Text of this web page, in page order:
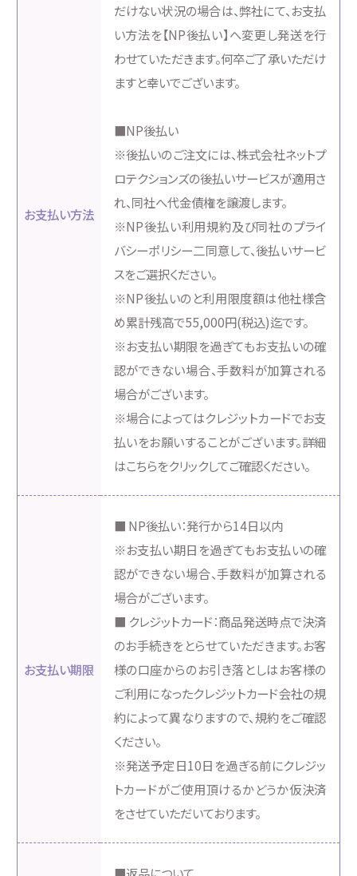
お支払い方法
だけない状況の場合は、弊社にて、お支払
い方法を【NP後払い】へ変更し発送を行
わせていただきます。何卒ご了承いただけ
ますと幸いでございます。
■NP後払い
※後払いのご注文には、株式会社ネットプ
ロテクションズの後払いサービスが適用さ
れ、同社へ代金債権を譲渡します。
※NP後払い利用規約及び同社のプライ
バシーポリシー二同意して、後払いサービ
スをご選択ください。
※NP後払いのと利用限度額は他社様含
め累計残高で55,000円(税込)迄です。
※お支払い期限を過ぎてもお支払いの確
認ができない場合、手数料が加算される
場合がございます。
※場合によってはクレジットカードでお支
払いをお願いすることがございます。詳細
はこちらをクリックしてご確認ください。
お支払い期限
■ NP後払い：発行から14日以内
※お支払い期日を過ぎてもお支払いの確
認ができない場合、手数料が加算される
場合がございます。
■ クレジットカード：商品発送時点で決済
のお手続きをとらせていただきます。お客
様の口座からのお引き落としはお客様の
ご利用になったクレジットカード会社の規
約によって異なりますので、規約をご確認
ください。
※発送予定日10日を過ぎる前にクレジッ
トカードがご使用頂けるかどうか仮決済
をさせていただいております。
■返品について